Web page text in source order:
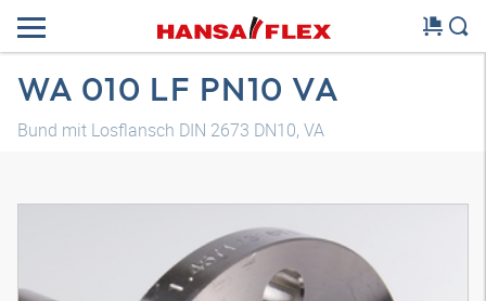
WA 010 LF PN10 VA
Bund mit Losflansch DIN 2673 DN10, VA